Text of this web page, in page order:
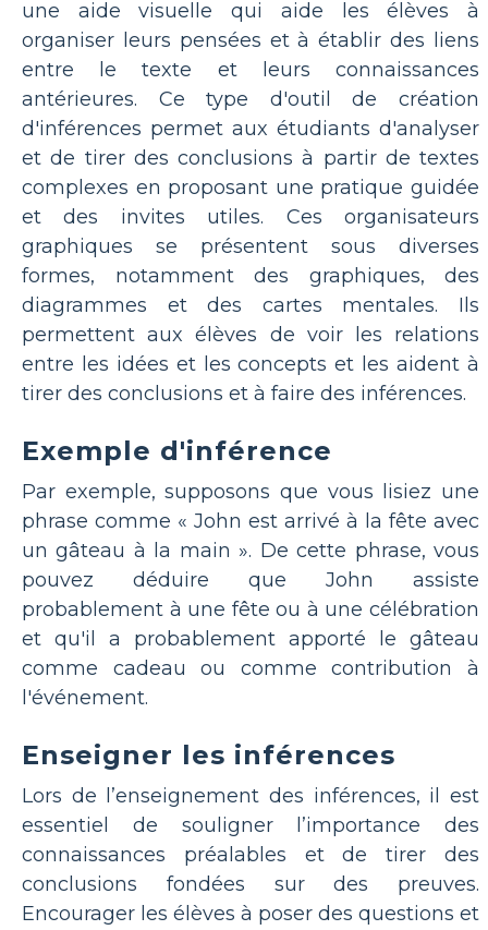
une aide visuelle qui aide les élèves à
organiser leurs pensées et à établir des liens
entre le texte et leurs connaissances
antérieures. Ce type d'outil de création
d'inférences permet aux étudiants d'analyser
et de tirer des conclusions à partir de textes
complexes en proposant une pratique guidée
et des invites utiles. Ces organisateurs
graphiques se présentent sous diverses
formes, notamment des graphiques, des
diagrammes et des cartes mentales. Ils
permettent aux élèves de voir les relations
entre les idées et les concepts et les aident à
tirer des conclusions et à faire des inférences.
Exemple d'inférence
Par exemple, supposons que vous lisiez une
phrase comme « John est arrivé à la fête avec
un gâteau à la main ». De cette phrase, vous
pouvez déduire que John assiste
probablement à une fête ou à une célébration
et qu'il a probablement apporté le gâteau
comme cadeau ou comme contribution à
l'événement.
Enseigner les inférences
Lors de l’enseignement des inférences, il est
essentiel de souligner l’importance des
connaissances préalables et de tirer des
conclusions fondées sur des preuves.
Encourager les élèves à poser des questions et